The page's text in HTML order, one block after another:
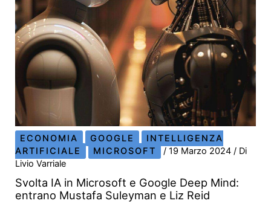
ECONOMIA GOOGLE
INTELLIGENZA
ARTIFICIALE
MICROSOFT /19 Marzo 2024/ Di
Livio Varriale
Svolta IA in Microsoft e Google Deep Mind:
entrano Mustafa Suleyman e Liz Reid